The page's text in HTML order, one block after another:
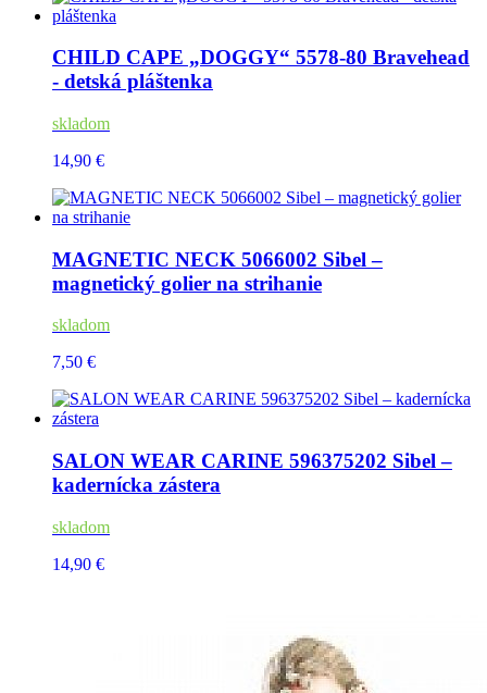
CHILD CAPE „DOGGY“ 5578-80 Bravehead
- detská pláštenka
skladom
14,90 €
MAGNETIC NECK 5066002 Sibel –
magnetický golier na strihanie
skladom
7,50 €
SALON WEAR CARINE 596375202 Sibel –
kadernícka zástera
skladom
14,90 €